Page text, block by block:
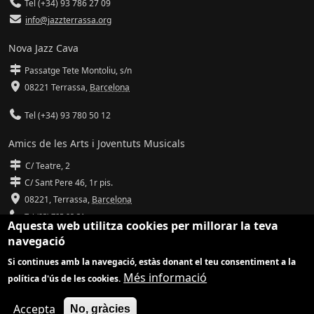
Tel (+34) 93 786 27 09
info@jazzterrassa.org
Nova Jazz Cava
Passatge Tete Montoliu, s/n
08221 Terrassa, Barcelona
Tel (+34) 93 780 50 12
Amics de les Arts i Joventuts Musicals
C/ Teatre, 2
C/ Sant Pere 46, 1r pis.
08221,Terrassa, Barcelona
Tel (93) 785 92 31
info@amicsdelesarts-jjmm.cat
www.amicsdelesarts-jjmm.cat
Adaptació de
Aquesta web utilitza cookies per millorar la teva
navegació
Si continues amb la navegació, estàs donant el teu consentiment a la
política d'ús de les cookies. Més informació
Accepta No, gràcies